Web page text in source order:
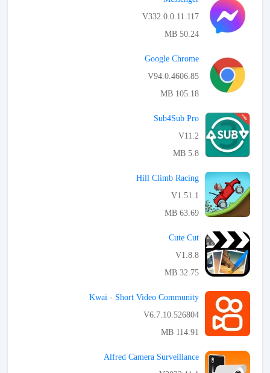
V332.0.0.11.117
50.24 MB
Google Chrome
V94.0.4606.85
105.18 MB
Sub4Sub Pro
V11.2
5.8 MB
Hill Climb Racing
V1.51.1
63.69 MB
Cute Cut
V1.8.8
32.75 MB
Kwai - Short Video Community
V6.7.10.526804
114.91 MB
Alfred Camera Surveillance